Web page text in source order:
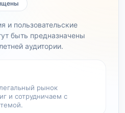
и пользовательские
быть предназначены
аудитории.
рынок
и сотрудничаем с